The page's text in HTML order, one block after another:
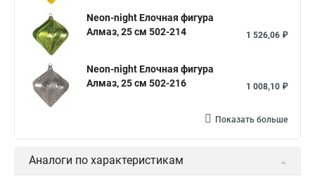
Neon-night Елочная фигура
Алмаз, 25 см 502-214
1 526,06 ₽
Neon-night Елочная фигура
Алмаз, 25 см 502-216
1 008,10 ₽
Показать больше
Аналоги по характеристикам